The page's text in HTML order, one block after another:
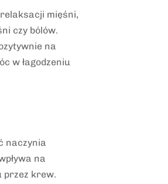
mięśni,
czy bólów.
na
w łagodzeniu
naczynia
na
przez krew.